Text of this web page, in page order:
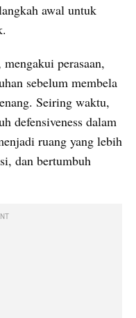
awal untuk
perasaan,
sebelum membela
Seiring waktu,
defensiveness dalam
ruang yang lebih
dan bertumbuh